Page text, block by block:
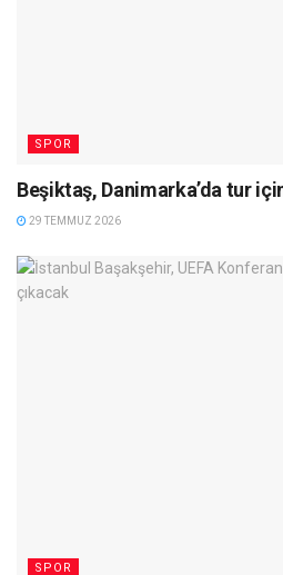
SPOR
Beşiktaş, Danimarka’da tur
29 TEMMUZ 2026
SPOR